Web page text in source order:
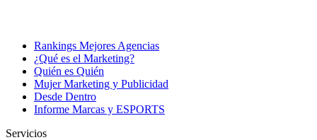
Rankings Mejores Agencias
¿Qué es el Marketing?
Quién es Quién
Mujer Marketing y Publicidad
Desde Dentro
Informe Marcas y ESPORTS
Servicios